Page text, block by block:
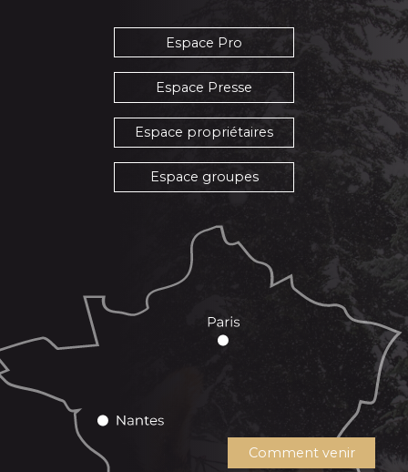
Espace Pro
Espace Presse
Espace propriétaires
Espace groupes
Comment venir